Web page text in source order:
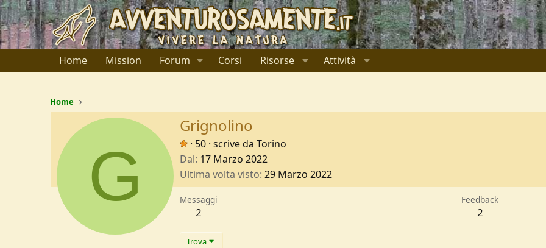
Home Mission Forum Corsi Risorse Attività
Home
G
Grignolino
· 50 · scrive da Torino
Dal 17 Marzo 2022
Ultima volta visto 29 Marzo 2022
Messaggi
2
Feedback
2
Trova